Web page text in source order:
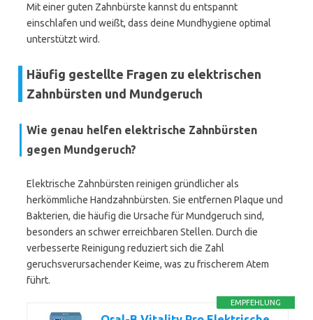
Mit einer guten Zahnbürste kannst du entspannt
einschlafen und weißt, dass deine Mundhygiene optimal
unterstützt wird.
Häufig gestellte Fragen zu elektrischen
Zahnbürsten und Mundgeruch
Wie genau helfen elektrische Zahnbürsten
gegen Mundgeruch?
Elektrische Zahnbürsten reinigen gründlicher als
herkömmliche Handzahnbürsten. Sie entfernen Plaque und
Bakterien, die häufig die Ursache für Mundgeruch sind,
besonders an schwer erreichbaren Stellen. Durch die
verbesserte Reinigung reduziert sich die Zahl
geruchsverursachender Keime, was zu frischerem Atem
führt.
EMPFEHLUNG